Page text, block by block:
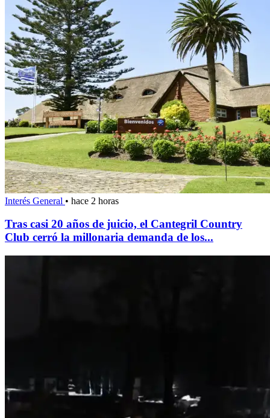
Interés General • hace 2 horas
Tras casi 20 años de juicio, el Cantegril Country
Club cerró la millonaria demanda de los...